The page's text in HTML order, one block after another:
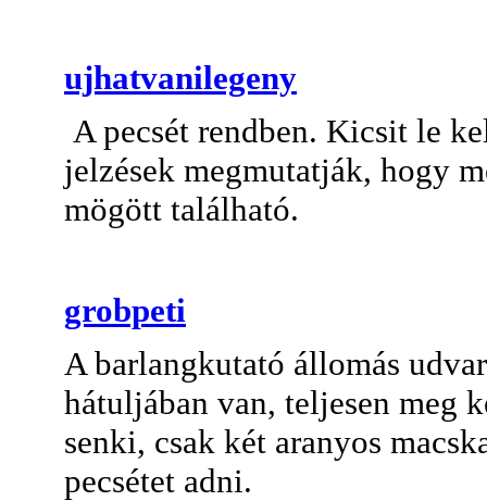
ujhatvanilegeny
A pecsét rendben. Kicsit le
jelzések megmutatják, hogy
mögött található.
grobpeti
A barlangkutató állomás
hátuljában van, teljesen meg
senki, csak két aranyos
pecsétet adni.